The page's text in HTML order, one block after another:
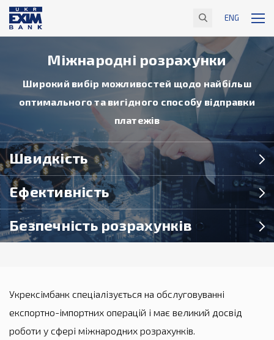
ENG
Міжнародні розрахунки
Широкий вибір можливостей щодо найбільш
оптимального та вигідного способу відправки
платежів
Швидкість
Ефективність
Безпечність розрахунків
Укрексімбанк спеціалізується на обслуговуванні
експортно-імпортних операцій і має великий досвід
роботи у сфері міжнародних розрахунків.